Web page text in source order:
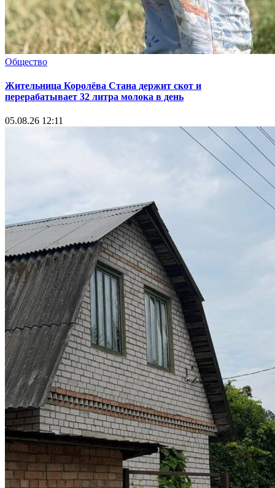
Общество
Жительница Королёва Стана держит скот и
перерабатывает 32 литра молока в день
05.08.26 12:11